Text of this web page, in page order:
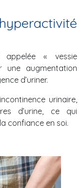
appelée « vessie
une augmentation
d’uriner.
urinaire,
d’urine, ce qui
confiance en soi.